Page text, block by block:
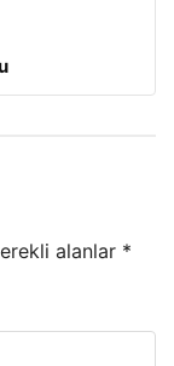
alanlar *